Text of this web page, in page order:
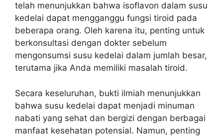
telah menunjukkan bahwa isoflavon dalam susu
kedelai dapat mengganggu fungsi tiroid pada
beberapa orang. Oleh karena itu, penting untuk
berkonsultasi dengan dokter sebelum
mengonsumsi susu kedelai dalam jumlah besar,
terutama jika Anda memiliki masalah tiroid.
Secara keseluruhan, bukti ilmiah menunjukkan
bahwa susu kedelai dapat menjadi minuman
nabati yang sehat dan bergizi dengan berbagai
manfaat kesehatan potensial. Namun, penting